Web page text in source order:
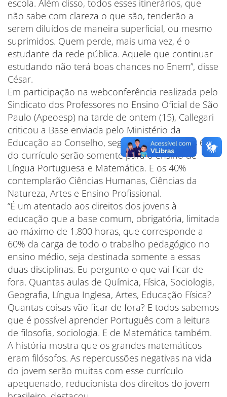
escola. Além disso, todos esses itinerários, que
não sabe com clareza o que são, tenderão a
serem diluídos de maneira superficial, ou mesmo
suprimidos. Quem perde, mais uma vez, é o
estudante da rede pública. Aquele que continuar
estudando não terá boas chances no Enem”, disse
César.
Em participação na webconferência realizada pelo
Sindicato dos Professores no Ensino Oficial de São
Paulo (Apeoesp) na tarde de ontem (15), Callegari
criticou a Base enviada pelo Ministério da
Educação ao Conselho, segundo a qual esses 60%
do currículo serão somente para o ensino de
Língua Portuguesa e Matemática. E os 40%
contemplarão Ciências Humanas, Ciências da
Natureza, Artes e Ensino Profissional.
“É um atentado aos direitos dos jovens à
educação que a base comum, obrigatória, limitada
ao máximo de 1.800 horas, que corresponde a
60% da carga de todo o trabalho pedagógico no
ensino médio, seja destinada somente a essas
duas disciplinas. Eu pergunto o que vai ficar de
fora. Quantas aulas de Química, Física, Sociologia,
Geografia, Língua Inglesa, Artes, Educação Física?
Quantas coisas vão ficar de fora? E todos sabemos
que é possível aprender Português com a leitura
de filosofia, sociologia. E de Matemática também.
A história mostra que os grandes matemáticos
eram filósofos. As repercussões negativas na vida
do jovem serão muitas com esse currículo
apequenado, reducionista dos direitos do jovem